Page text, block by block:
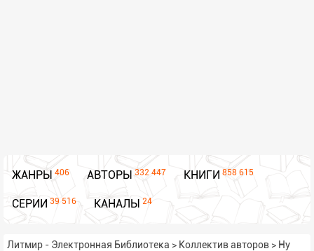
ЖАНРЫ 406 АВТОРЫ 332 447 КНИГИ 858 615
СЕРИИ 39 516 КАНАЛЫ 24
Литмир - Электронная Библиотека > Коллектив авторов > Ну